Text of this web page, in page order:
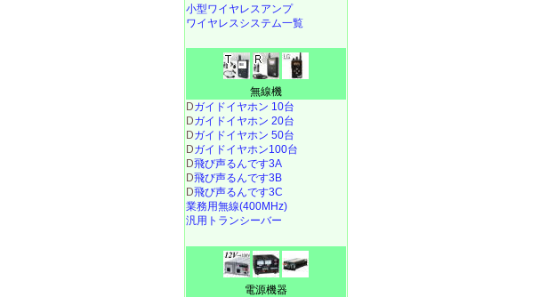
小型ワイヤレスアンプ
ワイヤレスシステム一覧
無線機
Dガイドイヤホン 10台
Dガイドイヤホン 20台
Dガイドイヤホン 50台
Dガイドイヤホン100台
D飛び声るんです3A
D飛び声るんです3B
D飛び声るんです3C
業務用無線(400MHz)
汎用トランシーバー
電源機器